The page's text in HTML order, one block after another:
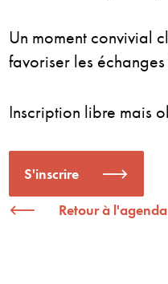
Un moment convivial
favoriser les
Inscription libre mais
S'inscrire
Retour à l'agenda